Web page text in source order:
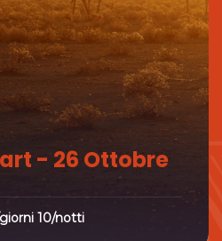
- 26 Ottobre
10/notti